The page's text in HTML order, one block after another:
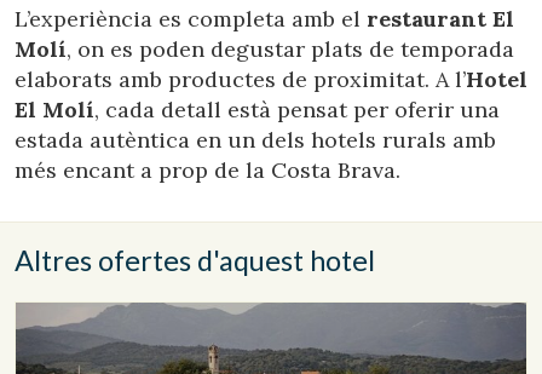
L’experiència es completa amb el restaurant El
Molí, on es poden degustar plats de temporada
elaborats amb productes de proximitat. A l’Hotel
El Molí, cada detall està pensat per oferir una
estada autèntica en un dels hotels rurals amb
més encant a prop de la Costa Brava.
Altres ofertes d'aquest hotel